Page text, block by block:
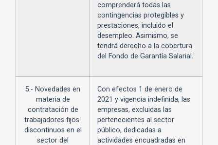
comprenderá todas las
contingencias protegibles y
prestaciones, incluido el
desempleo. Asimismo, se
tendrá derecho a la cobertura
del Fondo de Garantía Salarial.
5.- Novedades en
materia de
contratación de
trabajadores fijos-
discontinuos en el
sector del
Con efectos 1 de enero de
2021 y vigencia indefinida, las
empresas, excluidas las
pertenecientes al sector
público, dedicadas a
actividades encuadradas en